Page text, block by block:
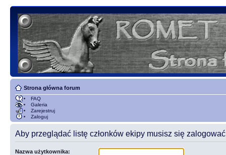
Strona główna forum
FAQ
Galeria
Zarejestruj
Zaloguj
Aby przeglądać listę członków ekipy musisz się
Nazwa użytkownika: